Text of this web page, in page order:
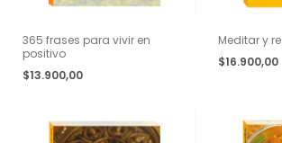
365 frases para vivir en
positivo
$13.900,00
Meditar y
$16.900,00